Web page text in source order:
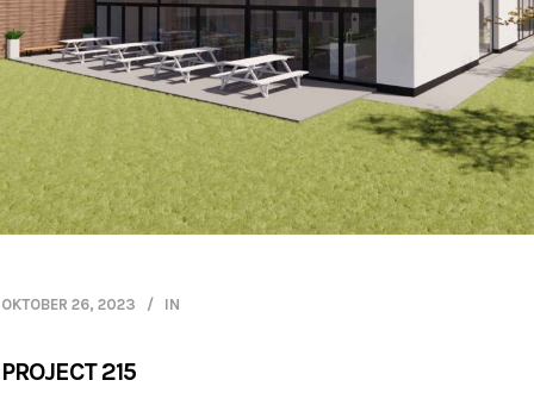
OKTOBER 26, 2023 IN
PROJECT 215